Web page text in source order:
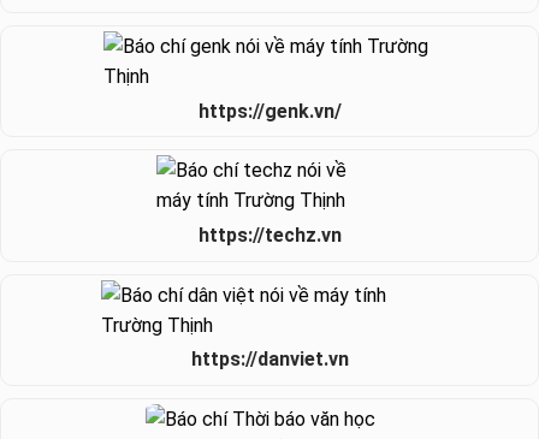
https://genk.vn/
https://techz.vn
https://danviet.vn